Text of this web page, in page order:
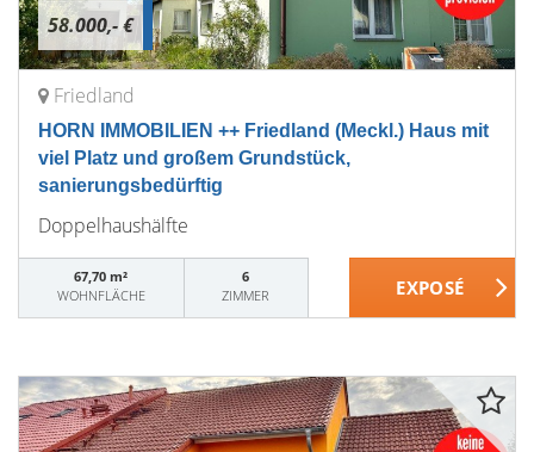
58.000,- €
Friedland
HORN IMMOBILIEN ++ Friedland (Meckl.) Haus mit
viel Platz und großem Grundstück,
sanierungsbedürftig
Doppelhaushälfte
67,70 m²
WOHNFLÄCHE
6
ZIMMER